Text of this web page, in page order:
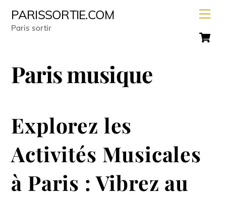
PARISSORTIE.COM
Paris sortir
Paris musique
Explorez les
Activités Musicales
à Paris : Vibrez au